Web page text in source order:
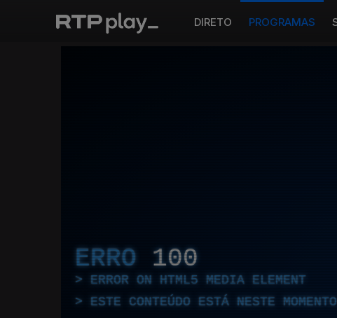
DIRETO PROGRAMAS
ERRO 100
ERROR ON HTML5 MEDIA ELEMENT
ESTE CONTEÚDO ESTÁ NESTE